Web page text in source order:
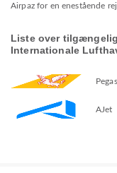
Airpaz for en enestående
Liste over
Internationale
AJet